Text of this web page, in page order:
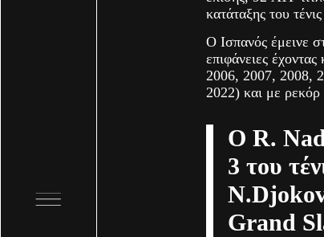
κατάταξης του
Ο Ισπανός έμεινε
επιφάνειες
2006, 2007, 2008,
2022) και με
Ο R.
3 του
Grand